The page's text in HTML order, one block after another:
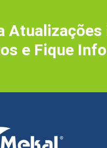
Atualizações
e Fique